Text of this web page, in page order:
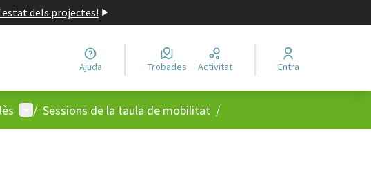
dels projectes!
Ajuda Trobades Activitat Entra
Menú d'usuari
/ Sessions de la taula de mobilitat /